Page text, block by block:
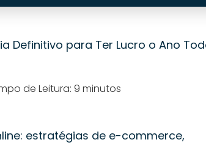
Definitivo para Ter Lucro o Ano
de Leitura: 9 minutos
estratégias de e-commerce,